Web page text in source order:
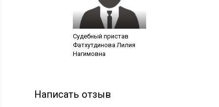
Судебный пристав
Фатхутдинова Лилия
Нагимовна
Написать отзыв